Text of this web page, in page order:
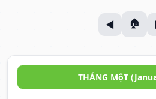
THÁNG MộT